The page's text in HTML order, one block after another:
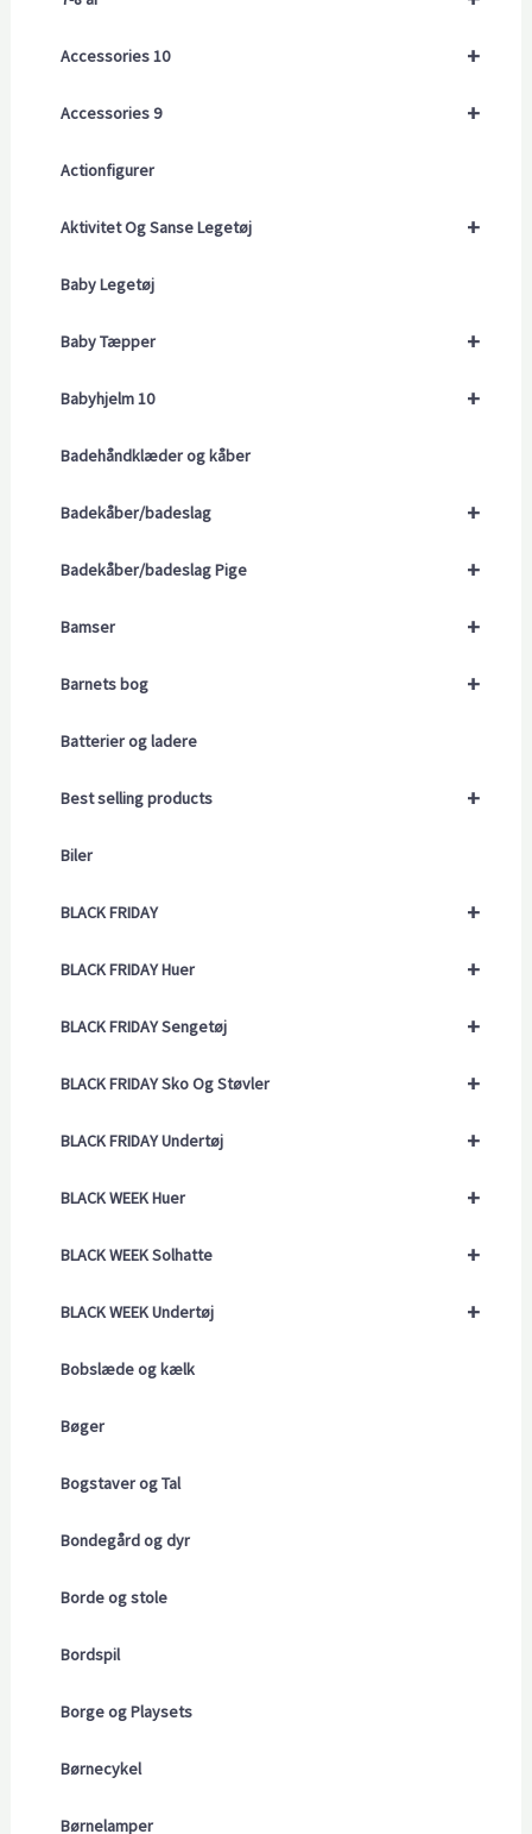
+
Accessories 10
+
Accessories 9
Actionfigurer
+
Aktivitet Og Sanse Legetøj
Baby Legetøj
+
Baby Tæpper
+
Babyhjelm 10
Badehåndklæder og kåber
+
Badekåber/badeslag
+
Badekåber/badeslag Pige
+
Bamser
+
Barnets bog
Batterier og ladere
+
Best selling products
Biler
+
BLACK FRIDAY
+
BLACK FRIDAY Huer
+
BLACK FRIDAY Sengetøj
+
BLACK FRIDAY Sko Og Støvler
+
BLACK FRIDAY Undertøj
+
BLACK WEEK Huer
+
BLACK WEEK Solhatte
+
BLACK WEEK Undertøj
Bobslæde og kælk
Bøger
Bogstaver og Tal
Bondegård og dyr
Borde og stole
Bordspil
Borge og Playsets
Børnecykel
Børnelamper